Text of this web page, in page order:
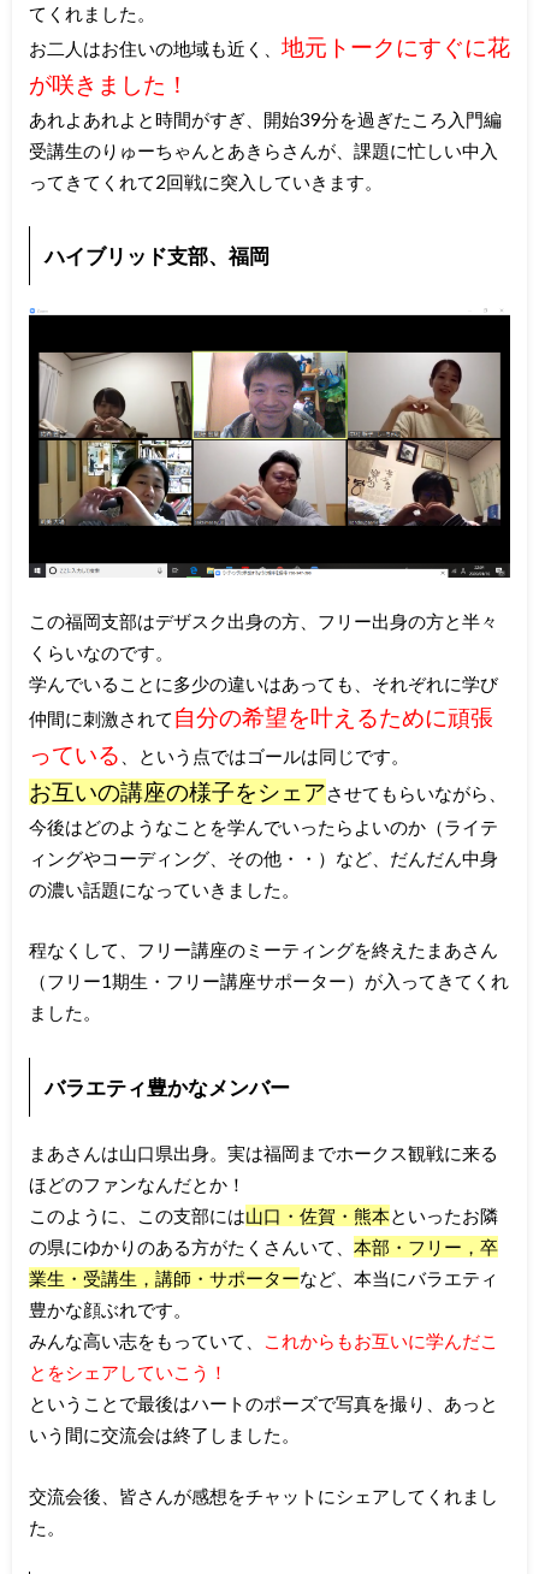
てくれました。
お二人はお住いの地域も近く、 地元トークにすぐに花
が咲きました！
あれよあれよと時間がすぎ、開始39分を過ぎたころ入門編
受講生のりゅーちゃんとあきらさんが、課題に忙しい中入
ってきてくれて2回戦に突入していきます。
ハイブリッド支部、福岡
この福岡支部はデザスク出身の方、フリー出身の方と半々
くらいなのです。
学んでいることに多少の違いはあっても、それぞれに学び
仲間に刺激されて 自分の希望を叶えるために頑張
っている 、という点ではゴールは同じです。
お互いの講座の様子をシェアさせてもらいながら、
今後はどのようなことを学んでいったらよいのか（ライテ
ィングやコーディング、その他・・）など、だんだん中身
の濃い話題になっていきました。
程なくして、フリー講座のミーティングを終えたまあさん
（フリー1期生・フリー講座サポーター）が入ってきてくれ
ました。
バラエティ豊かなメンバー
まあさんは山口県出身。実は福岡までホークス観戦に来る
ほどのファンなんだとか！
このように、この支部には山口・佐賀・熊本といったお隣
の県にゆかりのある方がたくさんいて、 本部・フリー，卒
業生・受講生，講師・サポーターなど、本当にバラエティ
豊かな顔ぶれです。
みんな高い志をもっていて、
これからもお互いに学んだこ
とをシェアしていこう！
ということで最後はハートのポーズで写真を撮り、あっと
いう間に交流会は終了しました。
交流会後、皆さんが感想をチャットにシェアしてくれまし
た。